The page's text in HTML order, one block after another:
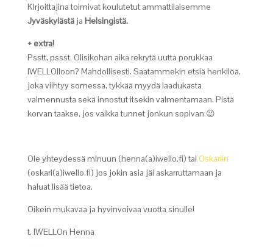
KIrjoittajina toimivat koulutetut ammattilaisemme
Jyväskylästäja Helsingistä.
+ extra!
Psstt, pssst. Olisikohan aika rekrytä uutta porukkaa
IWELLOlloon? Mahdollisesti. Saatammekin etsiä henkilöä,
joka viihtyy somessa, tykkää myydä laadukasta
valmennusta sekä innostut itsekin valmentamaan. Pistä
korvan taakse, jos vaikka tunnet jonkun sopivan 😉
Ole yhteydessä minuun (henna(a)iwello.fi) tai Oskariin
(oskari(a)iwello.fi) jos jokin asia jäi askarruttamaan ja
haluat lisää tietoa.
Oikein mukavaa ja hyvinvoivaa vuotta sinulle!
t. IWELLOn Henna